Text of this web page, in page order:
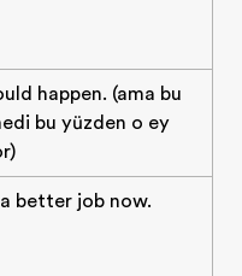
happen. (ama bu
bu yüzden o şey
better job now.